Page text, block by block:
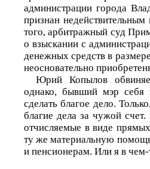
администрации города
признан
того, арбитражный суд
о взыскании с
денежных средств в
неосновательно
Юрий Копылов
однако, бывший мэр себя
сделать благое дело.
благие дела за чужой
отчисляемые в виде
ту же материальную
и пенсионерам. Или я в